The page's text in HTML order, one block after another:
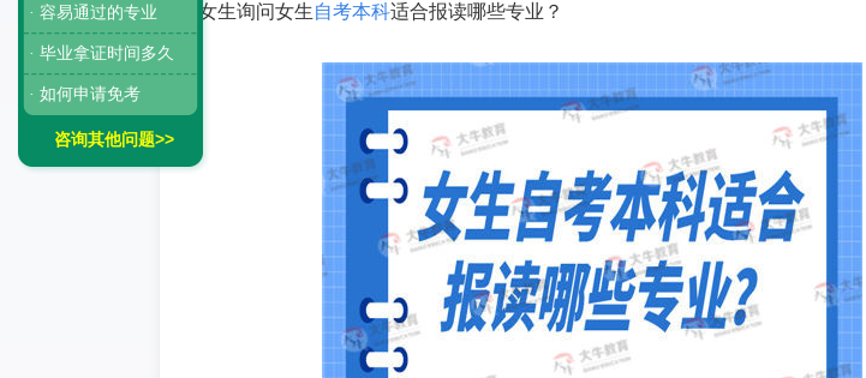
女生询问女生自考本科适合报读哪些专业？
· 容易通过的专业
· 毕业拿证时间多久
· 如何申请免考
咨询其他问题>>